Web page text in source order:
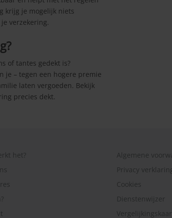
krijg je mogelijk niets
verzekering.
of tantes gedekt is?
je – tegen een hogere premie
laten vergoeden. Bekijk
precies dekt.
het?
Algemene
Privacy
Cookies
Dienstenwijzer